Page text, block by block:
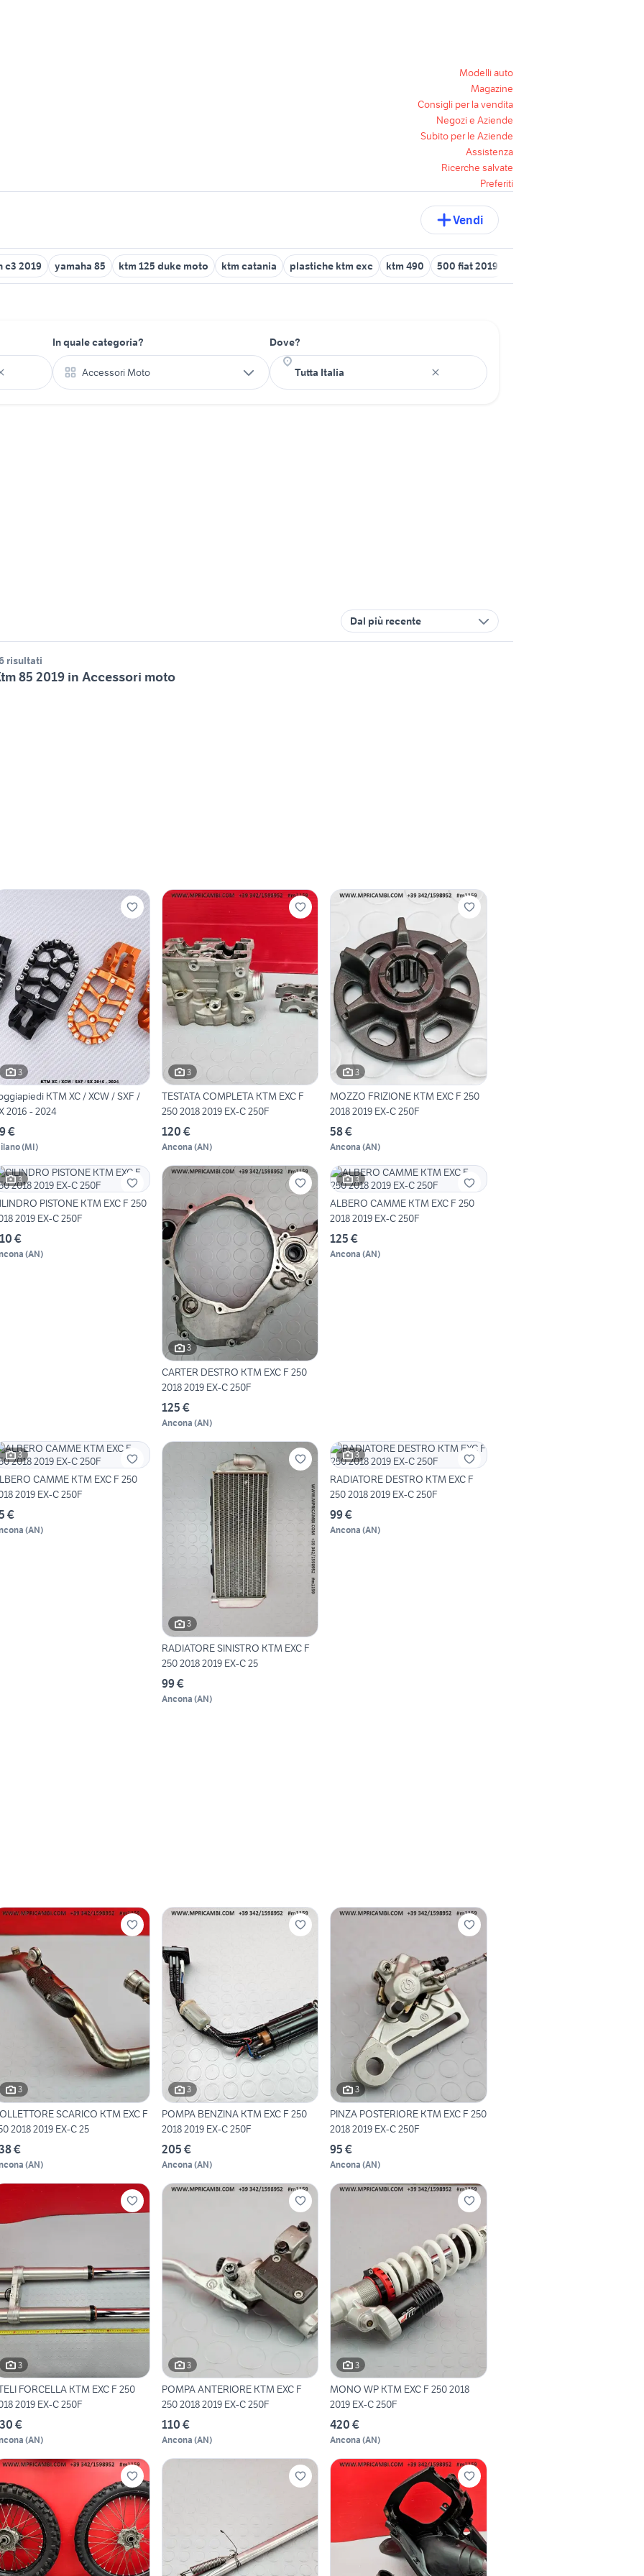
Modelli auto
Magazine
Consigli per la vendita
Negozi e Aziende
Subito per le Aziende
Assistenza
Ricerche salvate
Preferiti
Vendi
c3 2019 yamaha 85 ktm 125 duke moto ktm catania plastiche ktm exc ktm 490 500 fiat 2019
In quale categoria?
Accessori Moto
Dove?
Dal più recente
risultati
85 2019 in Accessori moto
3
KTM XC / XCW / SXF /
2016 - 2024
€
(MI)
3
TESTATA COMPLETA KTM EXC F
250 2018 2019 EX-C 250F
120 €
Ancona (AN)
3
MOZZO FRIZIONE KTM EXC F 250
2018 2019 EX-C 250F
58 €
Ancona (AN)
3
PISTONE KTM EXC F 250
2019 EX-C 250F
€
(AN)
3
CARTER DESTRO KTM EXC F 250
2018 2019 EX-C 250F
125 €
Ancona (AN)
3
ALBERO CAMME KTM EXC F 250
2018 2019 EX-C 250F
125 €
Ancona (AN)
3
CAMME KTM EXC F 250
2019 EX-C 250F
€
(AN)
3
RADIATORE SINISTRO KTM EXC F
250 2018 2019 EX-C 25
99 €
Ancona (AN)
3
RADIATORE DESTRO KTM EXC F
250 2018 2019 EX-C 250F
99 €
Ancona (AN)
3
SCARICO KTM EXC F
2018 2019 EX-C 25
€
(AN)
3
POMPA BENZINA KTM EXC F 250
2018 2019 EX-C 250F
205 €
Ancona (AN)
3
PINZA POSTERIORE KTM EXC F 250
2018 2019 EX-C 250F
95 €
Ancona (AN)
3
FORCELLA KTM EXC F 250
2019 EX-C 250F
€
(AN)
3
POMPA ANTERIORE KTM EXC F
250 2018 2019 EX-C 250F
110 €
Ancona (AN)
3
MONO WP KTM EXC F 250 2018
2019 EX-C 250F
420 €
Ancona (AN)